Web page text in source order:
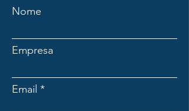
Nome
Empresa
Email